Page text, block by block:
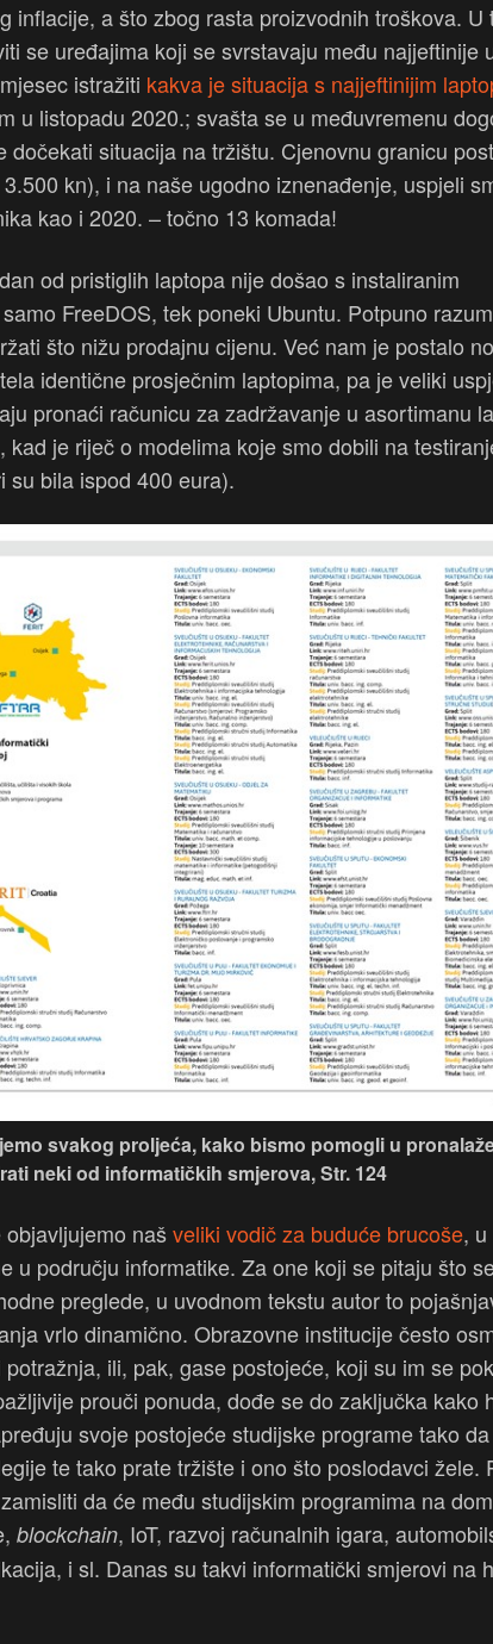
inflacije, a što zbog rasta proizvodnih troškova. U
se uređajima koji se svrstavaju među najjeftinije
istražiti kakva je situacija s najjeftinijim
u listopadu 2020.; svašta se u međuvremenu
dočekati situacija na tržištu. Cjenovnu granicu
kn), i na naše ugodno iznenađenje, uspjeli
kao i 2020. – točno 13 komada!
od pristiglih laptopa nije došao s instaliranim
FreeDOS, tek poneki Ubuntu. Potpuno
što nižu prodajnu cijenu. Već nam je postalo
identične prosječnim laptopima, pa je veliki
pronaći računicu za zadržavanje u asortimanu
je riječ o modelima koje smo dobili na
su bila ispod 400 eura).
svakog proljeća, kako bismo pomogli u
neki od informatičkih smjerova, Str. 124
našveliki vodič za buduće brucoše,
u području informatike. Za one koji se pitaju što
preglede, u uvodnom tekstu autor to
vrlo dinamično. Obrazovne institucije često
ili, pak, gase postojeće, koji su im se
prouči ponuda, dođe se do zaključka kako
svoje postojeće studijske programe tako da
te tako prate tržište i ono što poslodavci žele.
da će među studijskim programima na
blockchain, IoT, razvoj računalnih igara,
i sl. Danas su takvi informatički smjerovi na